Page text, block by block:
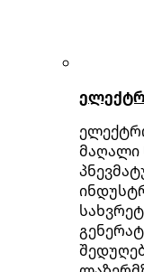
მაღალი